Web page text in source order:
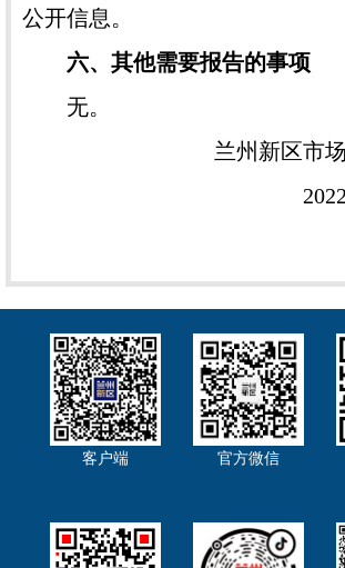
公开信息。
六、其他需要报告的事项
无。
兰州新区市
客户端 官方微信